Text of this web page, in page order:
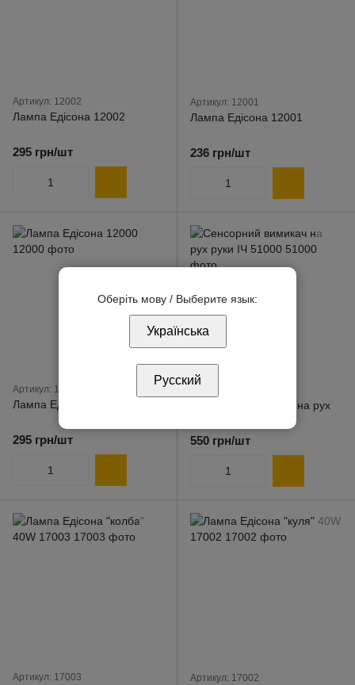
Артикул: 12002
Лампа Едісона 12002
295 грн/шт
Артикул: 12001
Лампа Едісона 12001
236 грн/шт
Артикул: 12000
Лампа Едісона 12000
295 грн/шт
Сенсорний вимикач на рух
550 грн/шт
Артикул: 17003 Артикул: 17002
Оберіть мову / Выберите язык:
Українська
Русский